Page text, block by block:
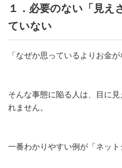
１．必要のない「見え
ていない
「なぜか思っているよりお金が
そんな事態に陥る人は、目に
れません。
一番わかりやすい例が「ネット